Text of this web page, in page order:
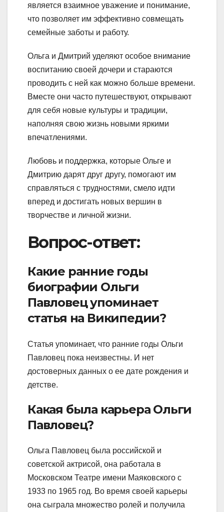
является взаимное уважение и понимание,
что позволяет им эффективно совмещать
семейные заботы и работу.
Ольга и Дмитрий уделяют особое внимание
воспитанию своей дочери и стараются
проводить с ней как можно больше времени.
Вместе они часто путешествуют, открывают
для себя новые культуры и традиции,
наполняя свою жизнь новыми яркими
впечатлениями.
Любовь и поддержка, которые Ольге и
Дмитрию дарят друг другу, помогают им
справляться с трудностями, смело идти
вперед и достигать новых вершин в
творчестве и личной жизни.
Вопрос-ответ:
Какие ранние годы
биографии Ольги
Павловец упоминает
статья на Википедии?
Статья упоминает, что ранние годы Ольги
Павловец пока неизвестны. И нет
достоверных данных о ее дате рождения и
детстве.
Какая была карьера Ольги
Павловец?
Ольга Павловец была российской и
советской актрисой, она работала в
Московском Театре имени Маяковского с
1933 по 1965 год. Во время своей карьеры
она сыграла множество ролей и получила